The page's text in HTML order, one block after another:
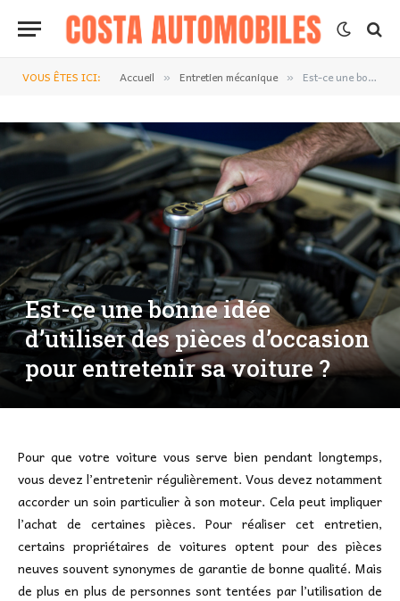
VOUS ÊTES ICI: Accueil » Entretien mécanique » Est-ce une bonne idée d’utiliser des pièces d’occasion pour entretenir sa voiture ?
Est-ce une bonne idée
d’utiliser des pièces d’occasion
pour entretenir sa voiture ?
Pour que votre voiture vous serve bien pendant longtemps,
vous devez l’entretenir régulièrement. Vous devez notamment
accorder un soin particulier à son moteur. Cela peut impliquer
l’achat de certaines pièces. Pour réaliser cet entretien,
certains propriétaires de voitures optent pour des pièces
neuves souvent synonymes de garantie de bonne qualité. Mais
de plus en plus de personnes sont tentées par l’utilisation de